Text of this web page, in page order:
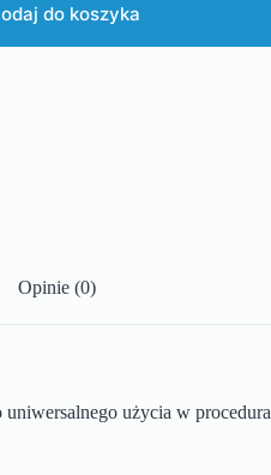
do koszyka
Opinie (0)
użycia w